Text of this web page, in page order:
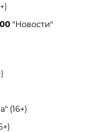
"Новости"
(16+)